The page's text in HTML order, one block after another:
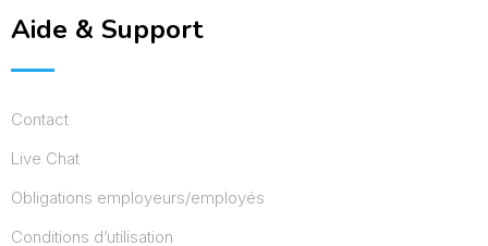
Aide & Support
Contact
Live Chat
Obligations employeurs/employés
Conditions d’utilisation